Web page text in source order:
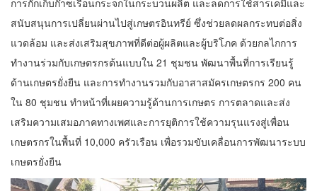
การกักเก็บก๊าซเรือนกระจกในกระบวนผลิต และลดการใช้สารเคมีและ
สนับสนุนการเปลี่ยนผ่านไปสู่เกษตรอินทรีย์ ซึ่งช่วยลดผลกระทบต่อสิ่ง
แวดล้อม และส่งเสริมสุขภาพที่ดีต่อผู้ผลิตและผู้บริโภค ด้วยกลไกการ
ทำงานร่วมกับเกษตรกรต้นแบบใน 21 ชุมชน พัฒนาพื้นที่การเรียนรู้
ด้านเกษตรยั่งยืน และการทำงานรวมกับอาสาสมัครเกษตรกร 200 คน
ใน 80 ชุมชน ทำหน้าที่เผยความรู้ด้านการเกษตร การตลาดและส่ง
เสริมความเสมอภาคทางเพศและการยุติการใช้ความรุนแรงสู่เพื่อน
เกษตรกรในพื้นที่ 10,000 ครัวเรือน เพื่อรวมขับเคลื่อนการพัฒนาระบบ
เกษตรยั่งยืน